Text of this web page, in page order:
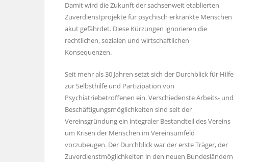
Damit wird die Zukunft der sachsenweit etablierten
Zuverdienstprojekte für psychisch erkrankte Menschen
akut gefährdet. Diese Kürzungen ignorieren die
rechtlichen, sozialen und wirtschaftlichen
Konsequenzen.
Seit mehr als 30 Jahren setzt sich der Durchblick für Hilfe
zur Selbsthilfe und Partizipation von
Psychiatriebetroffenen ein. Verschiedenste Arbeits- und
Beschäftigungsmöglichkeiten sind seit der
Vereinsgründung ein integraler Bestandteil des Vereins
um Krisen der Menschen im Vereinsumfeld
vorzubeugen. Der Durchblick war der erste Träger, der
Zuverdienstmöglichkeiten in den neuen Bundesländern